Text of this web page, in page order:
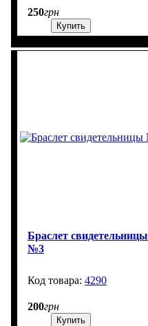
250грн
Купить
Браслет свидетельницы
№3
4290
200грн
Купить